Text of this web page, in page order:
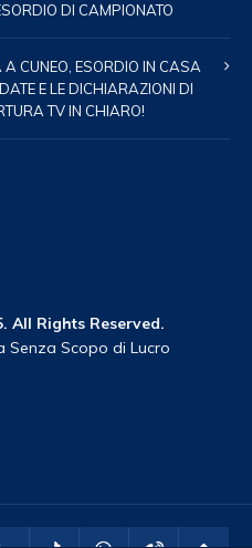
DI CAMPIONATO
CUNEO, ESORDIO IN CASA
E LE DICHIARAZIONI DI
TV IN CHIARO!
All Rights Reserved.
Senza Scopo di Lucro